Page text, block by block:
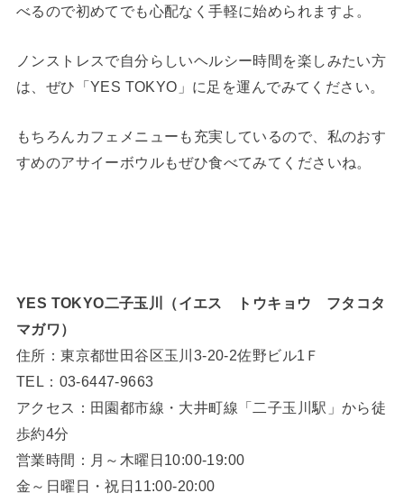
べるので初めてでも心配なく手軽に始められますよ。
ノンストレスで自分らしいヘルシー時間を楽しみたい方
は、ぜひ「YES TOKYO」に足を運んでみてください。
もちろんカフェメニューも充実しているので、私のおす
すめのアサイーボウルもぜひ食べてみてくださいね。
YES TOKYO二子玉川（イエス トウキョウ フタコタ
マガワ）
住所：東京都世田谷区玉川3-20-2佐野ビル1Ｆ
TEL：03-6447-9663
アクセス：田園都市線・大井町線「二子玉川駅」から徒
歩約4分
営業時間：月～木曜日10:00-19:00
金～日曜日・祝日11:00-20:00